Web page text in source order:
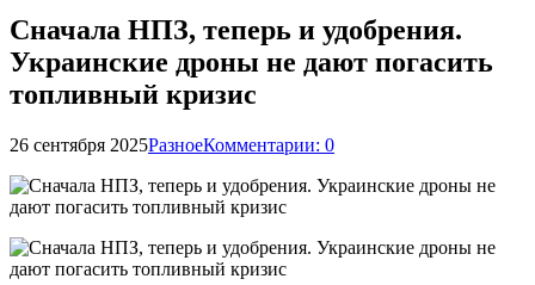
Сначала НПЗ, теперь и удобрения.
Украинские дроны не дают погасить
топливный кризис
26 сентября 2025РазноеКомментарии: 0